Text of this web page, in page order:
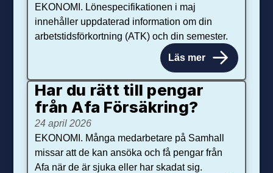
EKONOMI. Lönespecifikationen i maj
innehåller uppdaterad information om din
arbetstidsförkortning (ATK) och din semester.
Läs mer
Har du rätt till pengar
från Afa Försäkring?
24 april 2026
EKONOMI. Många medarbetare på Samhall
missar att de kan ansöka och få pengar från
Afa när de är sjuka eller har skadat sig.